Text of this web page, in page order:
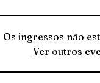
Os ingressos não
Ver outros